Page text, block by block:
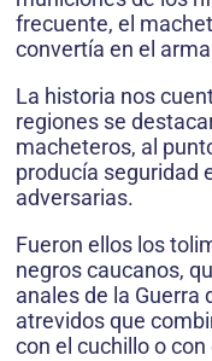
frecuente, el
convertía en el
La historia nos
regiones se
macheteros, al
producía seguridad
adversarias.
Fueron ellos los
negros caucanos,
anales de la Guerra
atrevidos que
con el cuchillo o